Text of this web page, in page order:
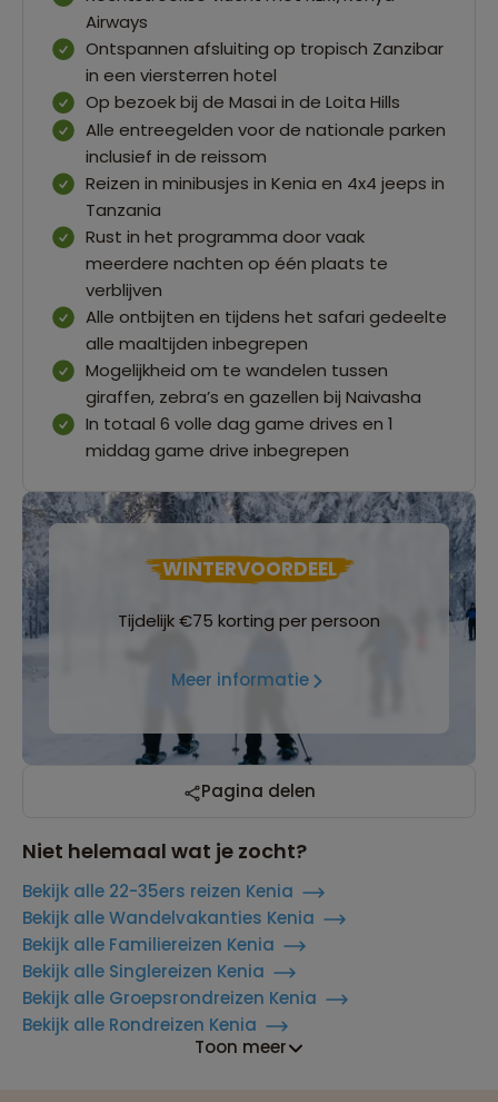
Airways
Ontspannen afsluiting op tropisch Zanzibar
in een viersterren hotel
Op bezoek bij de Masai in de Loita Hills
Alle entreegelden voor de nationale parken
inclusief in de reissom
Reizen in minibusjes in Kenia en 4x4 jeeps in
Tanzania
Rust in het programma door vaak
meerdere nachten op één plaats te
verblijven
Alle ontbijten en tijdens het safari gedeelte
alle maaltijden inbegrepen
Mogelijkheid om te wandelen tussen
giraffen, zebra’s en gazellen bij Naivasha
In totaal 6 volle dag game drives en 1
middag game drive inbegrepen
WINTERVOORDEEL
Tijdelijk €75 korting per persoon
Meer informatie
Pagina delen
Niet helemaal wat je zocht?
Bekijk alle 22-35ers reizen Kenia
Bekijk alle Wandelvakanties Kenia
Bekijk alle Familiereizen Kenia
Bekijk alle Singlereizen Kenia
Bekijk alle Groepsrondreizen Kenia
Bekijk alle Rondreizen Kenia
Toon meer